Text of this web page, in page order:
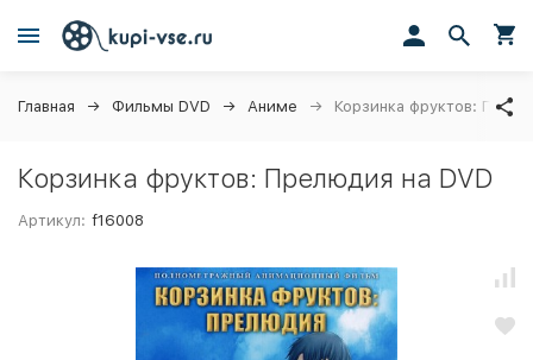
Главная Фильмы DVD Аниме Корзинка фруктов:
Корзинка фруктов: Прелюдия на DVD
Артикул: f16008